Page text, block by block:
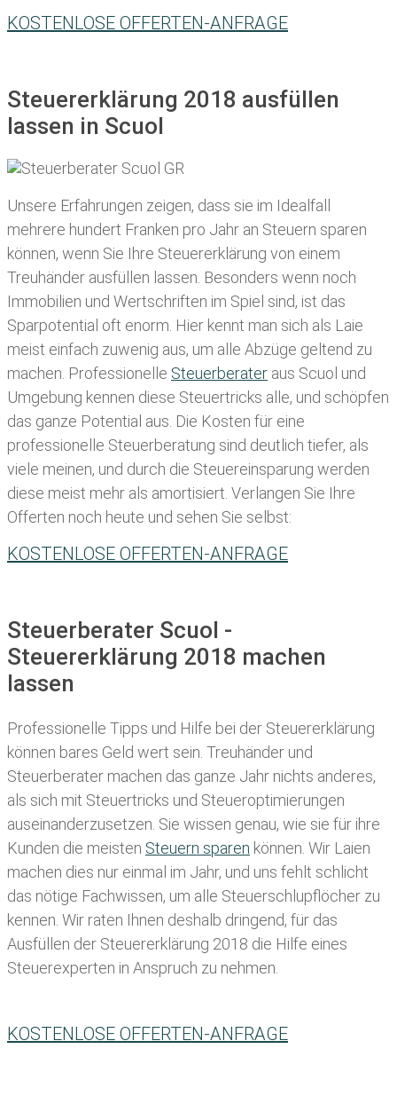
KOSTENLOSE OFFERTEN-ANFRAGE
Steuererklärung 2018 ausfüllen
lassen in Scuol
Unsere Erfahrungen zeigen, dass sie im Idealfall
mehrere hundert Franken pro Jahr an Steuern sparen
können, wenn Sie Ihre Steuererklärung von einem
Treuhänder ausfüllen lassen . Besonders wenn noch
Immobilien und Wertschriften im Spiel sind, ist das
Sparpotential oft enorm. Hier kennt man sich als Laie
meist einfach zuwenig aus, um alle Abzüge geltend zu
machen. Professionelle Steuerberater aus Scuol und
Umgebung kennen diese Steuertricks alle, und schöpfen
das ganze Potential aus. Die Kosten für eine
professionelle Steuerberatung sind deutlich tiefer, als
viele meinen, und durch die Steuereinsparung werden
diese meist mehr als amortisiert. Verlangen Sie Ihre
Offerten noch heute und sehen Sie selbst:
KOSTENLOSE OFFERTEN-ANFRAGE
Steuerberater Scuol -
Steuererklärung 2018 machen
lassen
Professionelle Tipps und Hilfe bei der Steuererklärung
können bares Geld wert sein. Treuhänder und
Steuerberater machen das ganze Jahr nichts anderes,
als sich mit Steuertricks und Steueroptimierungen
auseinanderzusetzen. Sie wissen genau, wie sie für ihre
Kunden die meisten Steuern sparen können. Wir Laien
machen dies nur einmal im Jahr, und uns fehlt schlicht
das nötige Fachwissen, um alle Steuerschlupflöcher zu
kennen. Wir raten Ihnen deshalb dringend, für das
Ausfüllen der Steuererklärung 2018 die Hilfe eines
Steuerexperten in Anspruch zu nehmen.
KOSTENLOSE OFFERTEN-ANFRAGE